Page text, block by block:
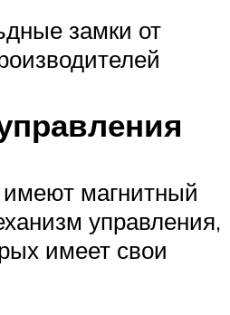
замки от
магнитный
управления,
имеет свои